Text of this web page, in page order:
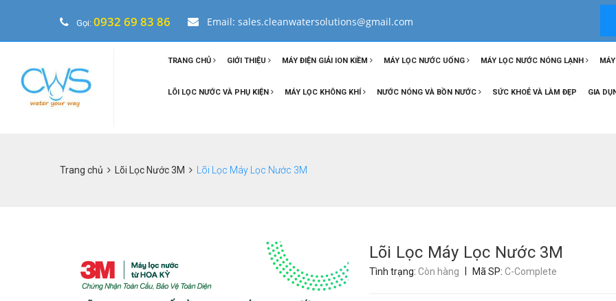
Gọi: 0932 69 83 86 Email: sales.cleanwatersolutions@gmail.com
TRANG CHỦ GIỚI THIỆU MÁY ĐIỆN GIẢI ION KIỀM MÁY LỌC NƯỚC UỐNG MÁY LỌC NƯỚC NÓNG LẠNH
LÕI LỌC NƯỚC VÀ PHỤ KIỆN MÁY LỌC KHÔNG KHÍ NƯỚC NÓNG VÀ BỒN NƯỚC SỨC KHOẺ VÀ LÀM ĐẸP GIA
Trang chủ Lõi Lọc Nước 3M Lõi Lọc Máy Lọc Nước 3M
Lõi Lọc Máy Lọc Nước 3M
Tình trạng: Còn hàng Mã SP: C-Complete